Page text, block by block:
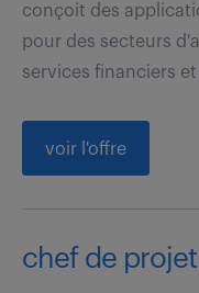
conçoit des
pour des secteurs
services financiers
voir l'offre
chef de